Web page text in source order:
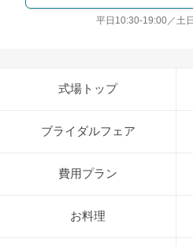
平日10:30-19:00／土
式場トップ
ブライダルフェア
費用プラン
お料理